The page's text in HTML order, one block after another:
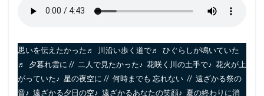
思いを伝えたかった♬ 川沿い歩く道で♬ ひぐらしが鳴いていた
♬ 夕暮れ雲に // 二人で見たかった♪ 花咲く川の土手で♪ 花火が上
がっていた♪ 星の夜空に // 何時までも 忘れない // 遠ざかる祭の
音♪ 遠ざかる夕日の空♪ 遠ざかるあなたの笑顔♪ 夏の終わりに消